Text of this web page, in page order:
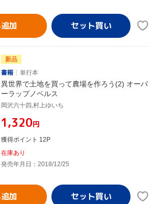
加
新品
書籍
単行本
異世界で土地を買って農場を作ろう(2) オーバ
ーラップノベルス
岡沢六十四,村上ゆいち
¥1,320円
獲得ポイント 12P
在庫あり
発売年月日：2018/12/25
加